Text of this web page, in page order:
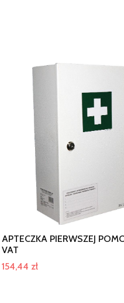
APTECZKA PIERWSZEJ
VAT
154,44 zł